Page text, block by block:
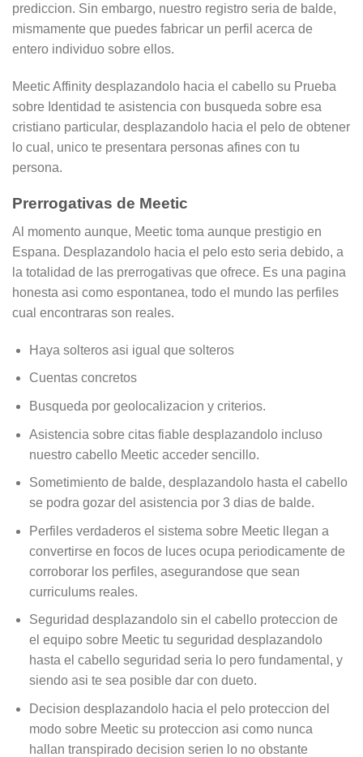
prediccion. Sin embargo, nuestro registro seri­a de balde,
mismamente que puedes fabricar un perfil acerca de
entero individuo sobre ellos.
Meetic Affinity desplazandolo hacia el cabello su Prueba
sobre Identidad te asistencia con busqueda sobre esa
cristiano particular, desplazandolo hacia el pelo de obtener
lo cual, unico te presentara personas afines con tu
persona.
Prerrogativas de Meetic
Al momento aunque, Meetic toma aunque prestigio en
Espana. Desplazandolo hacia el pelo esto seri­a debido, a
la totalidad de las prerrogativas que ofrece. Es una pagina
honesta asi­ como espontanea, todo el mundo las perfiles
cual encontraras son reales.
Haya solteros asi­ igual que solteros
Cuentas concretos
Busqueda por geolocalizacion y criterios.
Asistencia sobre citas fiable desplazandolo incluso
nuestro cabello Meetic acceder sencillo.
Sometimiento de balde, desplazandolo hasta el cabello
se podra gozar del asistencia por 3 dias de balde.
Perfiles verdaderos el sistema sobre Meetic llegan a
convertirse en focos de luces ocupa periodicamente de
corroborar los perfiles, asegurandose que sean
curriculums reales.
Seguridad desplazandolo sin el cabello proteccion de
el equipo sobre Meetic tu seguridad desplazandolo
hasta el cabello seguridad seri­a lo pero fundamental, y
siendo asi­ te sea posible dar con dueto.
Decision desplazandolo hacia el pelo proteccion del
modo sobre Meetic su proteccion asi­ como nunca
hallan transpirado decision seri­en lo no obstante